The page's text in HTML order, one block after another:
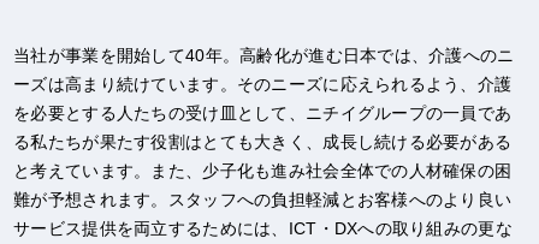
当社が事業を開始して40年。高齢化が進む日本では、介護へのニ
ーズは高まり続けています。そのニーズに応えられるよう、介護
を必要とする人たちの受け皿として、ニチイグループの一員であ
る私たちが果たす役割はとても大きく、成長し続ける必要がある
と考えています。また、少子化も進み社会全体での人材確保の困
難が予想されます。スタッフへの負担軽減とお客様へのより良い
サービス提供を両立するためには、ICT・DXへの取り組みの更な